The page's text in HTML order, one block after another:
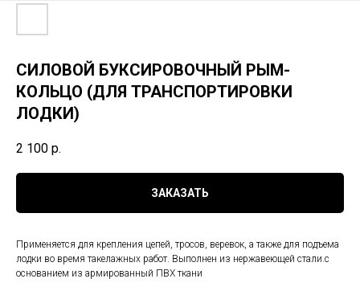
СИЛОВОЙ БУКСИРОВОЧНЫЙ РЫМ-
КОЛЬЦО (ДЛЯ ТРАНСПОРТИРОВКИ
ЛОДКИ)
2 100 р.
ЗАКАЗАТЬ
Применяется для крепления цепей, тросов, веревок, а также для подъема
лодки во время такелажных работ. Выполнен из нержавеющей стали.с
основанием из армированный ПВХ ткани